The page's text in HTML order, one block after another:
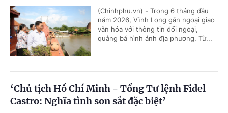
(Chinhphu.vn) - Trong 6 tháng đầu
năm 2026, Vĩnh Long gắn ngoại giao
văn hóa với thông tin đối ngoại,
quảng bá hình ảnh địa phương. Từ...
‘Chủ tịch Hồ Chí Minh - Tổng Tư lệnh Fidel
Castro: Nghĩa tình son sắt đặc biệt’